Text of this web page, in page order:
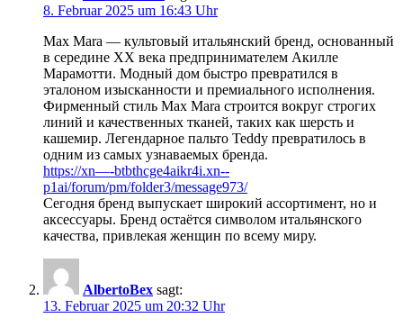
8. Februar 2025 um 16:43 Uhr
Max Mara — культовый итальянский бренд, основанный
в середине XX века предпринимателем Акилле
Марамотти. Модный дом быстро превратился в
эталоном изысканности и премиального исполнения.
Фирменный стиль Max Mara строится вокруг строгих
линий и качественных тканей, таких как шерсть и
кашемир. Легендарное пальто Teddy превратилось в
одним из самых узнаваемых бренда.
https://xn—-btbthcge4aikr4i.xn--
p1ai/forum/pm/folder3/message973/
Сегодня бренд выпускает широкий ассортимент, но и
аксессуары. Бренд остаётся символом итальянского
качества, привлекая женщин по всему миру.
AlbertoBex sagt:
13. Februar 2025 um 20:32 Uhr